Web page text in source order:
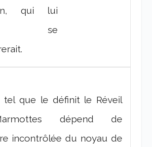
qui lui
se
tel que le définit le Réveil
dépend de
incontrôlée du noyau de